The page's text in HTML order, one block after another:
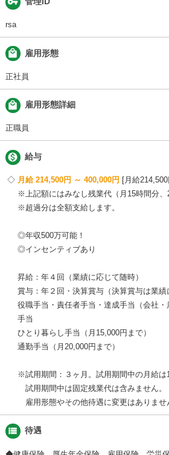
rsa
local_mall 雇用形態
正社員
local_mall 雇用形態詳細
正職員
 給与
月給 214,500円 ～ 400,000円
月給
※上記額にはみなし残業代（月15時間分、
※超過分は全額支給します。
◎年収500万可能！
◎インセンティブあり
昇給：年４回（業績に応じて随時）
賞与：年２回・決算賞与（決算賞与は業績
役職手当・責任者手当・達成手当（会社
手当
ひとり暮らし手当（月15,000円まで）
通勤手当（月20,000円まで）
※試用期間：３ヶ月。試用期間中の月給は
試用期間中は固定残業代は含みません。
雇用形態やその他待遇に変更はありませ
view_list 待遇